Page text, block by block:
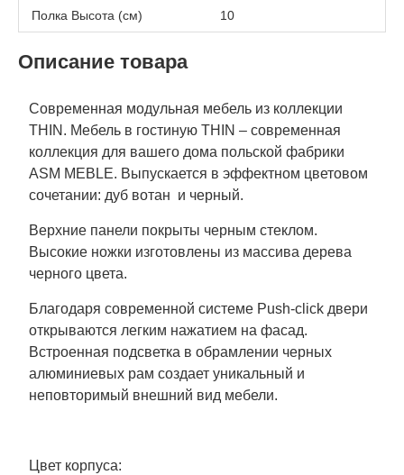
Полка Высота (см) 10
Описание товара
Современная модульная мебель из коллекции
THIN. Мебель в гостиную THIN – современная
коллекция для вашего дома польской фабрики
ASM MEBLE. Выпускается в эффектном цветовом
сочетании: дуб вотан и черный.
Верхние панели покрыты черным стеклом.
Высокие ножки изготовлены из массива дерева
черного цвета.
Благодаря современной системе Push-click двери
открываются легким нажатием на фасад.
Встроенная подсветка в обрамлении черных
алюминиевых рам создает уникальный и
неповторимый внешний вид мебели.
Цвет корпуса: